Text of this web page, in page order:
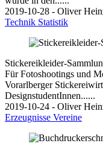
2019-10-28 - Oliver
Technik Statistik
Stickereikleider-
Für Fotoshootings und
Vorarlberger
DesignstudentInnen......
2019-10-24 - Oliver
Erzeugnisse Vereine